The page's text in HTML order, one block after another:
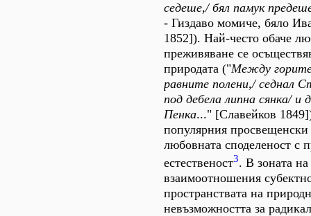
седеше,/ бял памук
- Гиздаво момиче, бяло
1852]). Най-често обаче
преживяване се
природата ("Между горите
равните полени,/ седнал
под дебела липна сянка/ и
Пенка..." [Славейков
популярния
любовната споделеност с
естественост3. В зоната
взаимоотношения
пространствата на
невъзможността за